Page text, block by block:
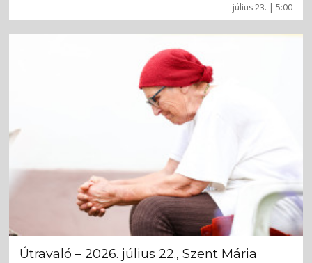
július 23. | 5:00
Útravaló – 2026. július 22., Szent Mária